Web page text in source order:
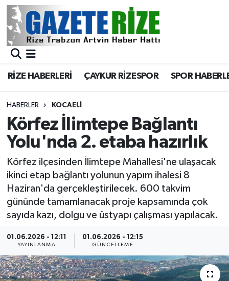
RİZE HABERLERİ ÇAYKUR RİZESPOR SPOR
HABERLER KOCAELI
Körfez İlimtepe Bağlantı
Yolu'nda 2. etaba hazırlık
Körfez ilçesinden İlimtepe Mahallesi'ne ulaşacak
ikinci etap bağlantı yolunun yapım ihalesi 8
Haziran'da gerçekleştirilecek. 600 takvim
gününde tamamlanacak proje kapsamında çok
sayıda kazı, dolgu ve üstyapı çalışması yapılacak.
01.06.2026 - 12:11
YAYINLANMA
01.06.2026 - 12:15
GÜNCELLEME
BÖLGEMİZ
Asayiş
Rize Jandarma Komutanlığı
Bilim Teknoloji
Bölge
Advertising news
Canlı Maç
ÇEVRE
Dış Haberler
Merkez Nöbetçi Eczaneler
Merkez Trafik Yoğunluk Haritası
Süper Lig Puan Durumu ve Fikstür
Tüm Manşetler
Son Dakika Haberleri
Haber Arşivi